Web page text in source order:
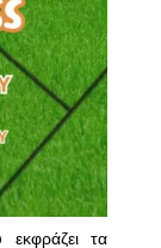
εκφράζει τα